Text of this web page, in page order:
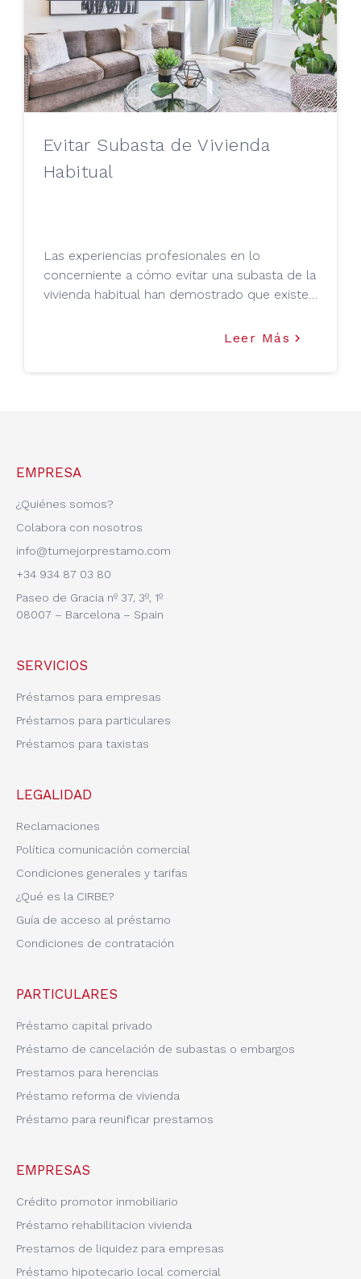
Evitar Subasta de Vivienda
Habitual
Las experiencias profesionales en lo
concerniente a cómo evitar una subasta de la
vivienda habitual han demostrado que existe
También se desconocen indicaciones
Leer Más keyboard_arrow_right
EMPRESA
¿Quiénes somos?
Colabora con nosotros
info@tumejorprestamo.com
+34 934 87 03 80
Paseo de Gracia nº 37, 3º, 1º
08007 – Barcelona – Spain
SERVICIOS
Préstamos para empresas
Préstamos para particulares
Préstamos para taxistas
LEGALIDAD
Reclamaciones
Política comunicación comercial
Condiciones generales y tarifas
¿Qué es la CIRBE?
Guía de acceso al préstamo
Condiciones de contratación
PARTICULARES
Préstamo capital privado
Préstamo de cancelación de subastas o embargos
Prestamos para herencias
Préstamo reforma de vivienda
Préstamo para reunificar prestamos
EMPRESAS
Crédito promotor inmobiliario
Préstamo rehabilitacion vivienda
Prestamos de liquidez para empresas
Préstamo hipotecario local comercial